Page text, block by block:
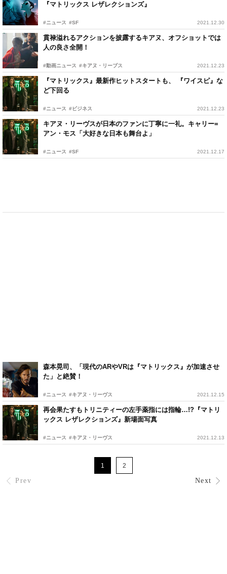
『マトリックス レザレクションズ』
#ニュース #SF 2021.12.30
貫禄溢れるアクションを披露するキアヌ、オフショットでは
人の良さ全開！
#動画ニュース #キアヌ・リーブス 2021.12.23
『マトリックス』最新作ヒットスタートも、 『ワイスピ』な
ど下回る
#ニュース #ビジネス 2021.12.23
キアヌ・リーヴスが日本のファンに丁寧に一礼。キャリー=
アン・モス「大好きな日本も舞台よ」
#ニュース #SF 2021.12.17
森本晃司、「現代のARやVRは『マトリックス』が加速させ
た」と絶賛！
#ニュース #キアヌ・リーヴス 2021.12.15
再会果たすもトリニティーの左手薬指には指輪…!?『マトリ
ックス レザレクションズ』新場面写真
#ニュース #キアヌ・リーヴス 2021.12.13
Prev
1 2
Next